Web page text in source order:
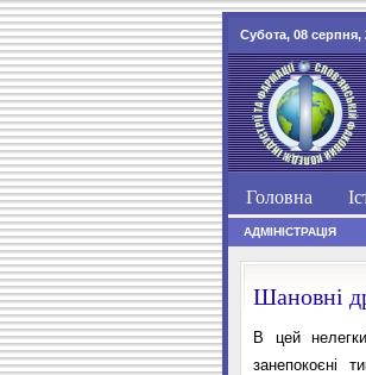
Субота, 08 серпня,
Головна
АДМІНІСТРАЦІЯ
Шановні
В цей
занепокоєні